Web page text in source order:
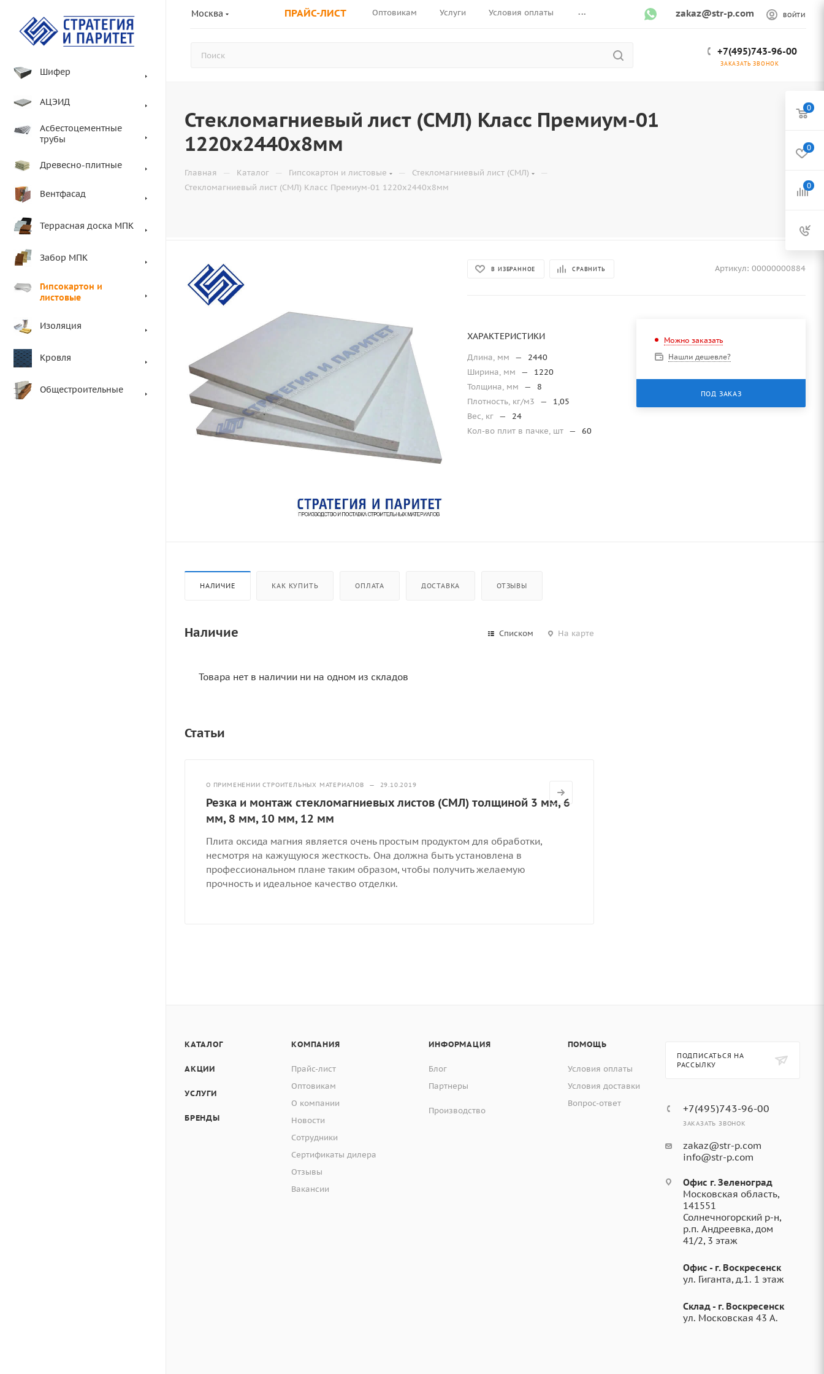
Москва ПРАЙС-ЛИСТ Оптовикам Услуги Условия оплаты ... zakaz@str-p.com ВОЙТИ
+7(495)743-96-00
ЗАКАЗАТЬ ЗВОНОК
Шифер
АЦЭИД
Асбестоцементные
трубы
Древесно-плитные
Вентфасад
Террасная доска МПК
Забор МПК
Гипсокартон и
листовые
Изоляция
Кровля
Общестроительные
Стекломагниевый лист (СМЛ) Класс Премиум-01
1220х2440х8мм
Главная — Каталог — Гипсокартон и листовые — Стекломагниевый лист (СМЛ) —
Стекломагниевый лист (СМЛ) Класс Премиум-01 1220х2440х8мм
В ИЗБРАННОЕ СРАВНИТЬ Артикул: 00000000884
ХАРАКТЕРИСТИКИ
Длина, мм —
2440
Ширина, мм
—
1220
Толщина, мм
—
8
Плотность, кг/м3
—
1,05
Вес, кг —
24
Кол-во плит в пачке, шт — 60
Можно заказать
Нашли дешевле?
ПОД ЗАКАЗ
НАЛИЧИЕ КАК КУПИТЬ ОПЛАТА ДОСТАВКА ОТЗЫВЫ
Наличие Списком На карте
Товара нет в наличии ни на одном из складов
Статьи
О ПРИМЕНЕНИИ СТРОИТЕЛЬНЫХ МАТЕРИАЛОВ — 29.10.2019
Резка и монтаж стекломагниевых листов (СМЛ) толщиной 3 мм, 6
мм, 8 мм, 10 мм, 12 мм
Плита оксида магния является очень простым продуктом для обработки,
несмотря на кажущуюся жесткость. Она должна быть установлена в
профессиональном плане таким образом, чтобы получить желаемую
прочность и идеальное качество отделки.
КАТАЛОГ
АКЦИИ
УСЛУГИ
БРЕНДЫ
КОМПАНИЯ
Прайс-лист
Оптовикам
О компании
Новости
Сотрудники
Сертификаты дилера
Отзывы
Вакансии
ИНФОРМАЦИЯ
Блог
Партнеры
Производство
ПОМОЩЬ
Условия оплаты
Условия доставки
Вопрос-ответ
ПОДПИСАТЬСЯ НА
РАССЫЛКУ
+7(495)743-96-00
ЗАКАЗАТЬ ЗВОНОК
zakaz@str-p.com
info@str-p.com
Офис г. Зеленоград
Московская область,
141551
Солнечногорский р-н,
р.п. Андреевка, дом
41/2, 3 этаж
Офис - г. Воскресенск
ул. Гиганта, д.1. 1 этаж
Склад - г. Воскресенск
ул. Московская 43 А.
0
0
0